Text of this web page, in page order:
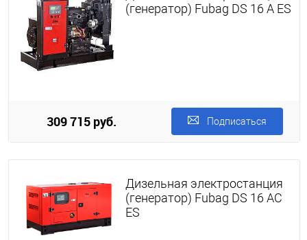
(генератор) Fubag DS 16 A ES
309 715 руб. Подписаться
Дизельная электростанция
(генератор) Fubag DS 16 AC
ES